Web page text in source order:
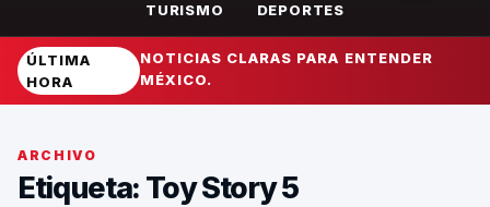
TURISMO DEPORTES
ÚLTIMA
HORA
NOTICIAS CLARAS PARA ENTENDER
MÉXICO.
ARCHIVO
Etiqueta: Toy Story 5